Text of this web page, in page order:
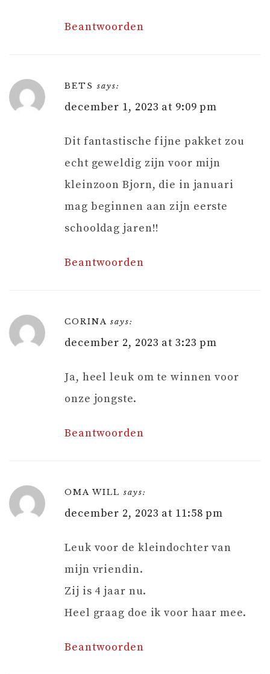
Beantwoorden
BETS says:
december 1, 2023 at 9:09 pm
Dit fantastische fijne pakket zou
echt geweldig zijn voor mijn
kleinzoon Bjorn, die in januari
mag beginnen aan zijn eerste
schooldag jaren!!
Beantwoorden
CORINA says:
december 2, 2023 at 3:23 pm
Ja, heel leuk om te winnen voor
onze jongste.
Beantwoorden
OMA WILL says:
december 2, 2023 at 11:58 pm
Leuk voor de kleindochter van
mijn vriendin.
Zij is 4 jaar nu.
Heel graag doe ik voor haar mee.
Beantwoorden